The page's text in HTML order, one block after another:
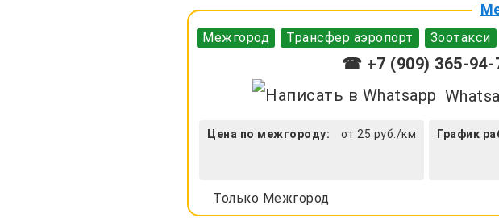
Межгород Трансфер аэропорт Зоотакси
☎ +7 (909) 365-94-
Цена по межгороду: от 25 руб./км График
Только Межгород